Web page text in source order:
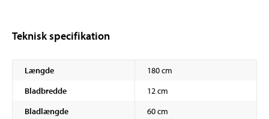
Teknisk specifikation
Længde
180 cm
Bladbredde
12 cm
Bladlængde
60 cm